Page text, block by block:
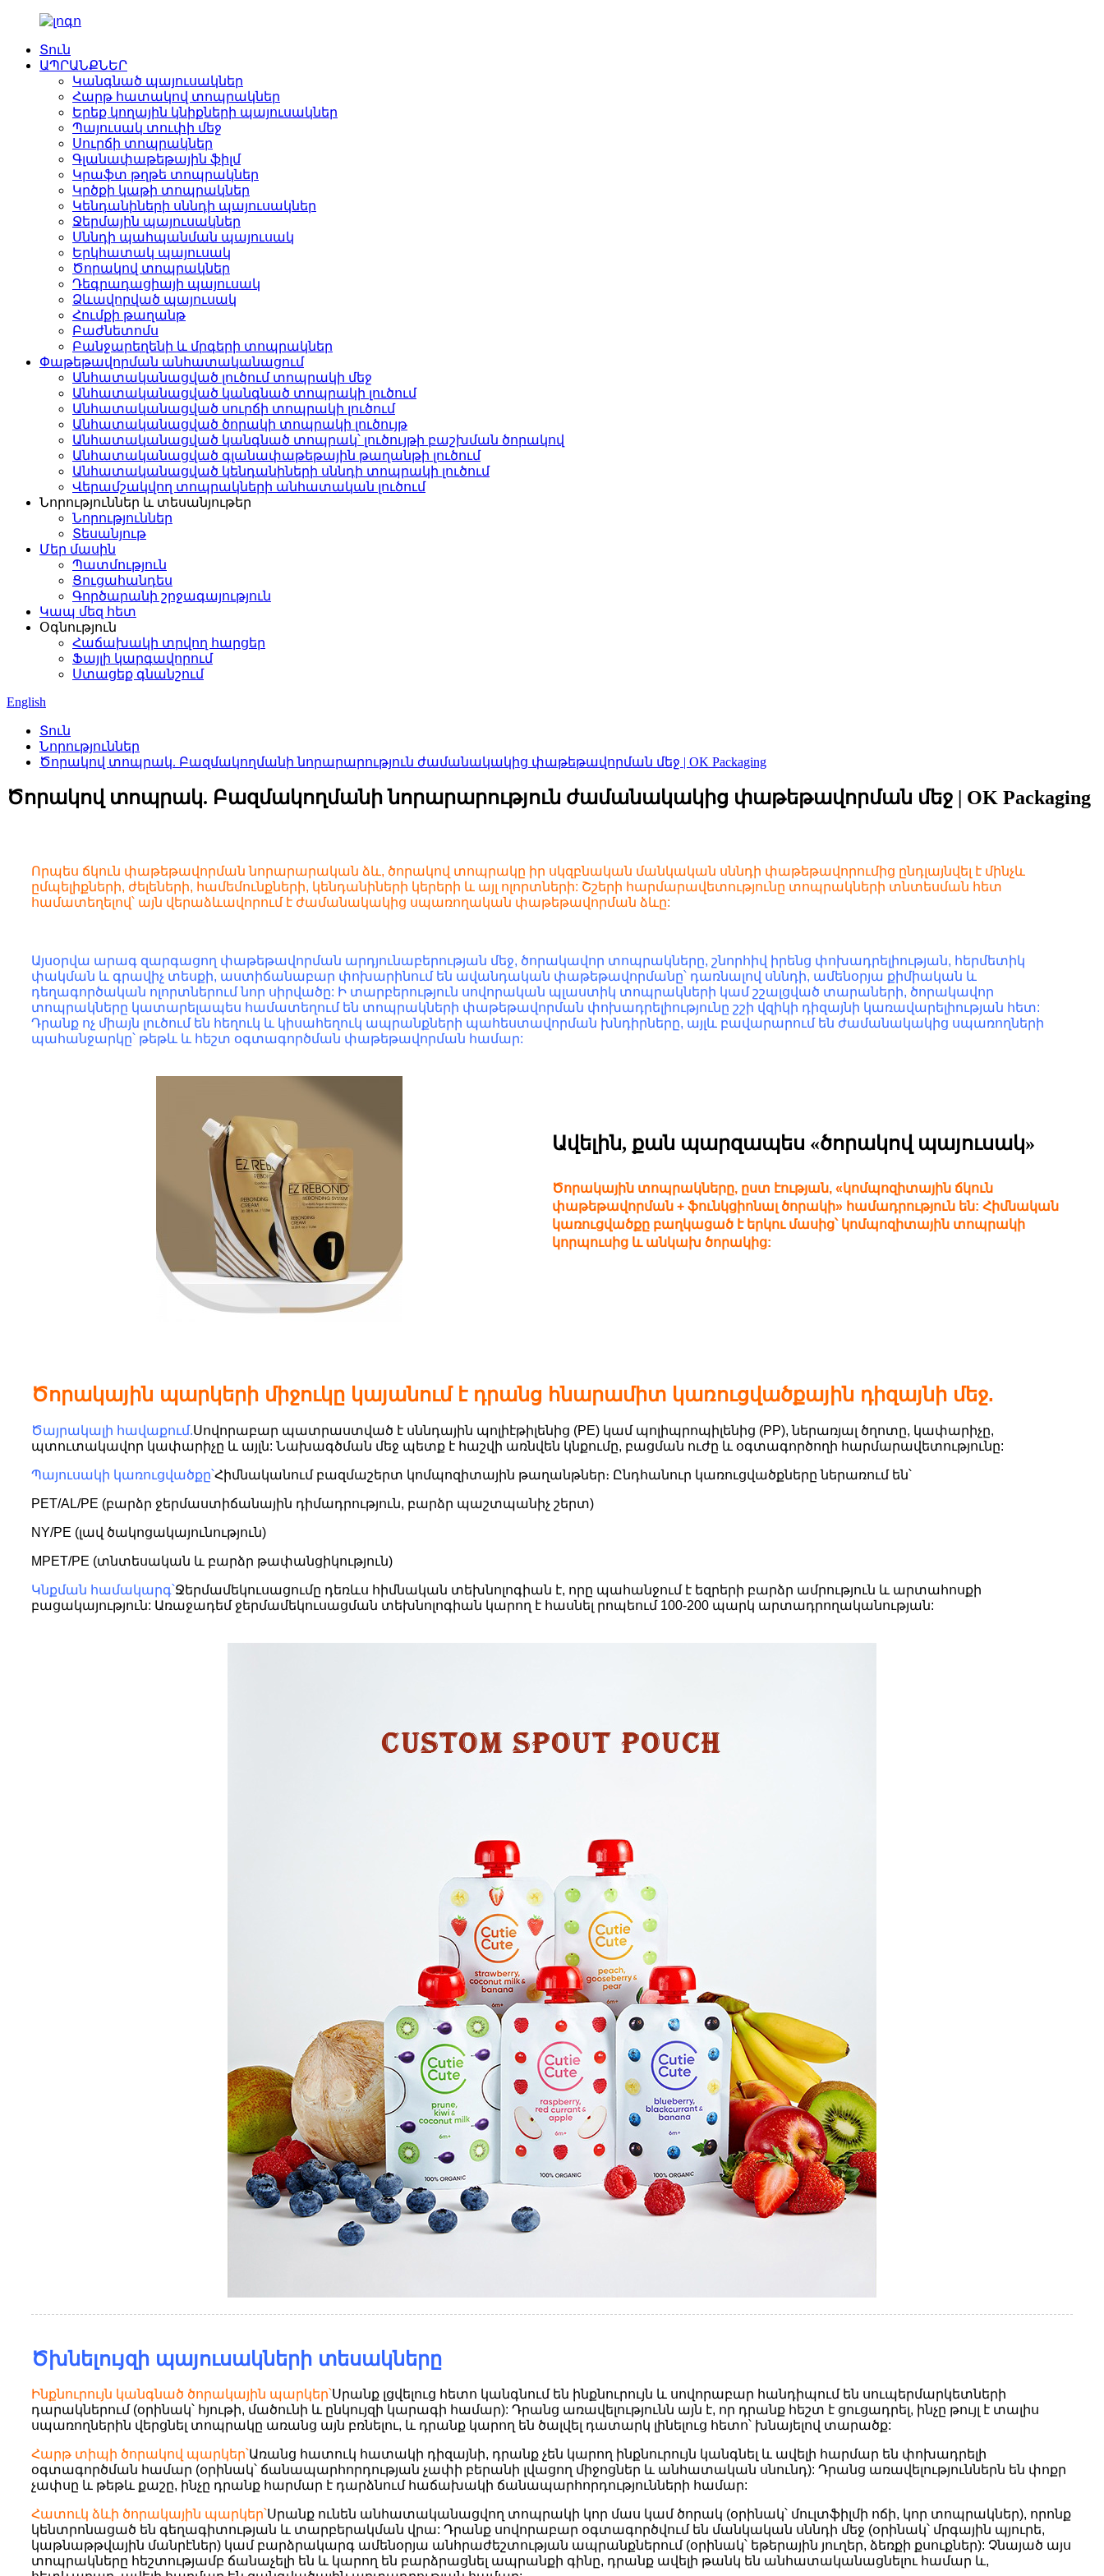
Տուն
ԱՊՐԱՆՔՆԵՐ
Կանգնած պայուսակներ
Հարթ հատակով տոպրակներ
Երեք կողային կնիքների պայուսակներ
Պայուսակ տուփի մեջ
Սուրճի տոպրակներ
Գլանափաթեթային ֆիլմ
Կրաֆտ թղթե տոպրակներ
Կրծքի կաթի տոպրակներ
Կենդանիների սննդի պայուսակներ
Ջերմային պայուսակներ
Սննդի պահպանման պայուսակ
Երկհատակ պայուսակ
Ծորակով տոպրակներ
Դեգրադացիայի պայուսակ
Ձևավորված պայուսակ
Հումքի թաղանթ
Բաժնետոմս
Բանջարեղենի և մրգերի տոպրակներ
Փաթեթավորման անհատականացում
Անհատականացված լուծում տոպրակի մեջ
Անհատականացված կանգնած տոպրակի լուծում
Անհատականացված սուրճի տոպրակի լուծում
Անհատականացված ծորակի տոպրակի լուծույթ
Անհատականացված կանգնած տոպրակ՝ լուծույթի բաշխման ծորակով
Անհատականացված գլանափաթեթային թաղանթի լուծում
Անհատականացված կենդանիների սննդի տոպրակի լուծում
Վերամշակվող տոպրակների անհատական ​​լուծում
Նորություններ և տեսանյութեր
Նորություններ
Տեսանյութ
Մեր մասին
Պատմություն
Ցուցահանդես
Գործարանի շրջագայություն
Կապ մեզ հետ
Օգնություն
Հաճախակի տրվող հարցեր
Ֆայլի կարգավորում
Ստացեք գնանշում
English
Տուն
Նորություններ
Ծորակով տոպրակ. Բազմակողմանի նորարարություն ժամանակակից փաթեթավորման մեջ | OK Packaging
Ծորակով տոպրակ. Բազմակողմանի նորարարություն ժամանակակից փաթեթավորման մեջ | OK Packaging
Որպես ճկուն փաթեթավորման նորարարական ձև, ծորակով տոպրակը իր սկզբնական մանկական սննդի փաթեթավորումից ընդլայնվել է մինչև
ըմպելիքների, ժելեների, համեմունքների, կենդանիների կերերի և այլ ոլորտների: Շշերի հարմարավետությունը տոպրակների տնտեսման հետ
համատեղելով՝ այն վերաձևավորում է ժամանակակից սպառողական փաթեթավորման ձևը:
Այսօրվա արագ զարգացող փաթեթավորման արդյունաբերության մեջ, ծորակավոր տոպրակները, շնորհիվ իրենց փոխադրելիության, հերմետիկ
փակման և գրավիչ տեսքի, աստիճանաբար փոխարինում են ավանդական փաթեթավորմանը՝ դառնալով սննդի, ամենօրյա քիմիական և
դեղագործական ոլորտներում նոր սիրվածը: Ի տարբերություն սովորական պլաստիկ տոպրակների կամ շշալցված տարաների, ծորակավոր
տոպրակները կատարելապես համատեղում են տոպրակների փաթեթավորման փոխադրելիությունը շշի վզիկի դիզայնի կառավարելիության հետ:
Դրանք ոչ միայն լուծում են հեղուկ և կիսահեղուկ ապրանքների պահեստավորման խնդիրները, այլև բավարարում են ժամանակակից սպառողների
պահանջարկը՝ թեթև և հեշտ օգտագործման փաթեթավորման համար:
Ավելին, քան պարզապես «ծորակով պայուսակ»
Ծորակային տոպրակները, ըստ էության, «կոմպոզիտային ճկուն
փաթեթավորման + ֆունկցիոնալ ծորակի» համադրություն են: Հիմնական
կառուցվածքը բաղկացած է երկու մասից՝ կոմպոզիտային տոպրակի
կորպուսից և անկախ ծորակից:
Ծորակային պարկերի միջուկը կայանում է դրանց հնարամիտ կառուցվածքային դիզայնի մեջ.
Ծայրակալի հավաքում.Սովորաբար պատրաստված է սննդային պոլիէթիլենից (PE) կամ պոլիպրոպիլենից (PP), ներառյալ ծղոտը, կափարիչը,
պտուտակավոր կափարիչը և այլն: Նախագծման մեջ պետք է հաշվի առնվեն կնքումը, բացման ուժը և օգտագործողի հարմարավետությունը:
Պայուսակի կառուցվածքը՝Հիմնականում բազմաշերտ կոմպոզիտային թաղանթներ։ Ընդհանուր կառուցվածքները ներառում են՝
PET/AL/PE (բարձր ջերմաստիճանային դիմադրություն, բարձր պաշտպանիչ շերտ)
NY/PE (լավ ծակոցակայունություն)
MPET/PE (տնտեսական և բարձր թափանցիկություն)
Կնքման համակարգ՝Ջերմամեկուսացումը դեռևս հիմնական տեխնոլոգիան է, որը պահանջում է եզրերի բարձր ամրություն և արտահոսքի
բացակայություն: Առաջադեմ ջերմամեկուսացման տեխնոլոգիան կարող է հասնել րոպեում 100-200 պարկ արտադրողականության:
Ծխնելույզի պայուսակների տեսակները
Ինքնուրույն կանգնած ծորակային պարկեր՝Սրանք լցվելուց հետո կանգնում են ինքնուրույն և սովորաբար հանդիպում են սուպերմարկետների
դարակներում (օրինակ՝ հյութի, մածունի և ընկույզի կարագի համար): Դրանց առավելությունն այն է, որ դրանք հեշտ է ցուցադրել, ինչը թույլ է տալիս
սպառողներին վերցնել տոպրակը առանց այն բռնելու, և դրանք կարող են ծալվել դատարկ լինելուց հետո՝ խնայելով տարածք:
Հարթ տիպի ծորակով պարկեր՝Առանց հատուկ հատակի դիզայնի, դրանք չեն կարող ինքնուրույն կանգնել և ավելի հարմար են փոխադրելի
օգտագործման համար (օրինակ՝ ճանապարհորդության չափի բերանի լվացող միջոցներ և անհատական ​​սնունդ): Դրանց առավելություններն են փոքր
չափսը և թեթև քաշը, ինչը դրանք հարմար է դարձնում հաճախակի ճանապարհորդությունների համար:
Հատուկ ձևի ծորակային պարկեր՝Սրանք ունեն անհատականացվող տոպրակի կոր մաս կամ ծորակ (օրինակ՝ մուլտֆիլմի ոճի, կոր տոպրակներ), որոնք
կենտրոնացած են գեղագիտության և տարբերակման վրա: Դրանք սովորաբար օգտագործվում են մանկական սննդի մեջ (օրինակ՝ մրգային պյուրե,
կաթնաթթվային մանրէներ) կամ բարձրակարգ ամենօրյա անհրաժեշտության ապրանքներում (օրինակ՝ եթերային յուղեր, ձեռքի քսուքներ): Չնայած այս
տոպրակները հեշտությամբ ճանաչելի են և կարող են բարձրացնել ապրանքի գինը, դրանք ավելի թանկ են անհատականացնելու համար և,